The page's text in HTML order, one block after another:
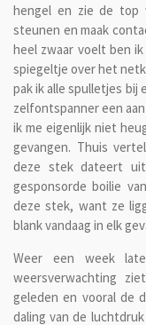
hengel en zie de top
steunen en maak
heel zwaar voelt ben
spiegeltje over het
pak ik alle spulletjes bij
zelfontspanner een
ik me eigenlijk niet
gevangen. Thuis
deze stek dateert
gesponsorde boilie
deze stek, want ze
blank vandaag in elk
Weer een week
weersverwachting
geleden en vooral de
daling van de